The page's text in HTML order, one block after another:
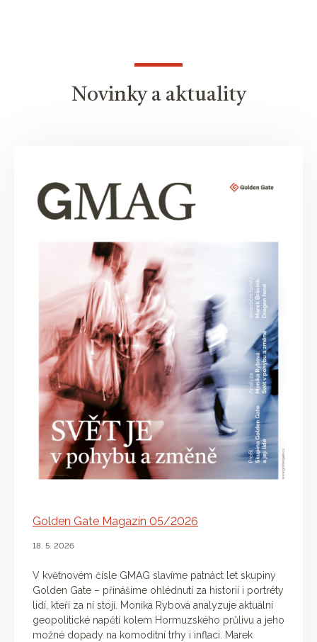
Novinky a aktuality
Golden Gate Magazín 05/2026
18. 5. 2026
V květnovém čísle GMAG slavíme patnáct let skupiny
Golden Gate – přinášíme ohlédnutí za historií i portréty
lidí, kteří za ní stojí. Monika Rybová analyzuje aktuální
geopolitické napětí kolem Hormuzského průlivu a jeho
možné dopady na komoditní trhy i inflaci. Marek